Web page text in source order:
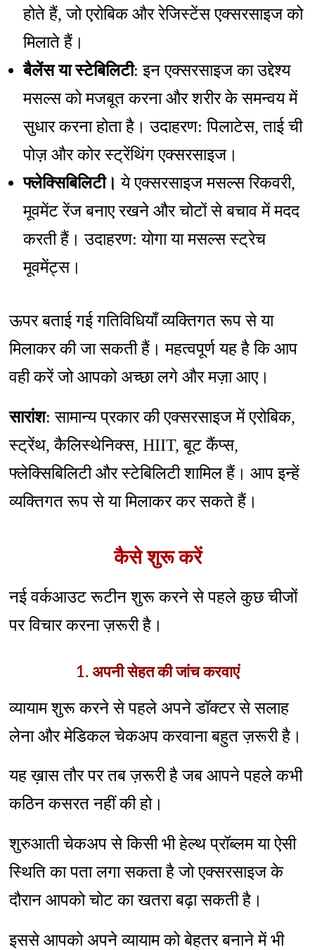
होते हैं, जो एरोबिक और रेजिस्टेंस एक्सरसाइज को
मिलाते हैं।
बैलेंस या स्टेबिलिटी: इन एक्सरसाइज का उद्देश्य
मसल्स को मजबूत करना और शरीर के समन्वय में
सुधार करना होता है। उदाहरण: पिलाटेस, ताई ची
पोज़ और कोर स्ट्रेंथिंग एक्सरसाइज।
फ्लेक्सिबिलिटी। ये एक्सरसाइज मसल्स रिकवरी,
मूवमेंट रेंज बनाए रखने और चोटों से बचाव में मदद
करती हैं। उदाहरण: योगा या मसल्स स्ट्रेच
मूवमेंट्स।
ऊपर बताई गई गतिविधियाँ व्यक्तिगत रूप से या
मिलाकर की जा सकती हैं। महत्वपूर्ण यह है कि आप
वही करें जो आपको अच्छा लगे और मज़ा आए।
सारांश: सामान्य प्रकार की एक्सरसाइज में एरोबिक,
स्ट्रेंथ, कैलिस्थेनिक्स, HIIT, बूट कैंप्स,
फ्लेक्सिबिलिटी और स्टेबिलिटी शामिल हैं। आप इन्हें
व्यक्तिगत रूप से या मिलाकर कर सकते हैं।
कैसे शुरू करें
नई वर्कआउट रूटीन शुरू करने से पहले कुछ चीजों
पर विचार करना ज़रूरी है।
1. अपनी सेहत की जांच करवाएं
व्यायाम शुरू करने से पहले अपने डॉक्टर से सलाह
लेना और मेडिकल चेकअप करवाना बहुत ज़रूरी है।
यह ख़ास तौर पर तब ज़रूरी है जब आपने पहले कभी
कठिन कसरत नहीं की हो।
शुरुआती चेकअप से किसी भी हेल्थ प्रॉब्लम या ऐसी
स्थिति का पता लगा सकता है जो एक्सरसाइज के
दौरान आपको चोट का खतरा बढ़ा सकती है।
इससे आपको अपने व्यायाम को बेहतर बनाने में भी